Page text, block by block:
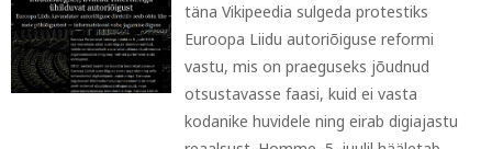
täna Vikipeedia sulgeda protestiks
Euroopa Liidu autoriõiguse reformi
vastu, mis on praeguseks jõudnud
otsustavasse faasi, kuid ei vasta
kodanike huvidele ning eirab digiajastu